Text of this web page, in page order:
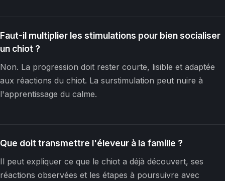
Faut-il multiplier les stimulations pour bien socialiser
un chiot ?
Non. La progression doit rester courte, lisible et adaptée
aux réactions du chiot. La surstimulation peut nuire à
l'apprentissage du calme.
Que doit transmettre l'éleveur à la famille ?
Il peut expliquer ce que le chiot a déjà découvert, ses
réactions observées et les étapes à poursuivre avec